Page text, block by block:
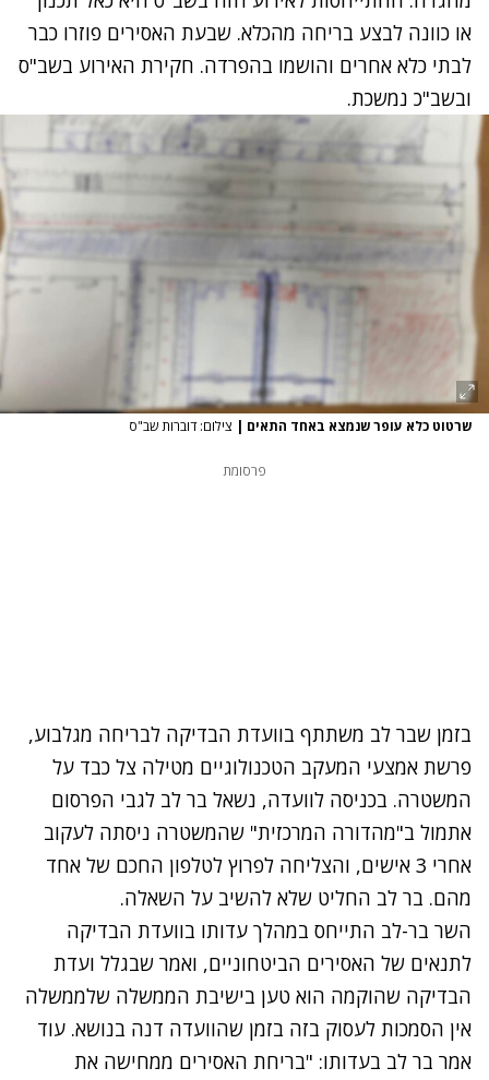
או כוונה לבצע בריחה מהכלא. שבעת האסירים פוזרו כבר
לבתי כלא אחרים והושמו בהפרדה. חקירת האירוע בשב"ס
ובשב"כ נמשכת.
שרטוט כלא עופר שנמצא באחד התאים | צילום: דוברות שב"ס
פרסומת
בזמן שבר לב משתתף בוועדת הבדיקה לבריחה מגלבוע,
פרשת אמצעי המעקב הטכנולוגיים מטילה צל כבד על
המשטרה. בכניסה לוועדה, נשאל בר לב לגבי הפרסום
אתמול ב"מהדורה המרכזית" שהמשטרה ניסתה לעקוב
אחרי 3 אישים, והצליחה לפרוץ לטלפון החכם של אחד
מהם. בר לב החליט שלא להשיב על השאלה.
השר בר-לב התייחס במהלך עדותו בוועדת הבדיקה
לתנאים של האסירים הביטחוניים, ואמר שבגלל ועדת
הבדיקה שהוקמה הוא טען בישיבת הממשלה שלממשלה
אין הסמכות לעסוק בזה בזמן שהוועדה דנה בנושא. עוד
אמר בר לב בעדותו: "בריחת האסירים ממחישה את